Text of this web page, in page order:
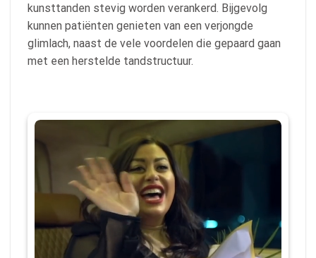
kunsttanden stevig worden verankerd. Bijgevolg
kunnen patiënten genieten van een verjongde
glimlach, naast de vele voordelen die gepaard gaan
met een herstelde tandstructuur.